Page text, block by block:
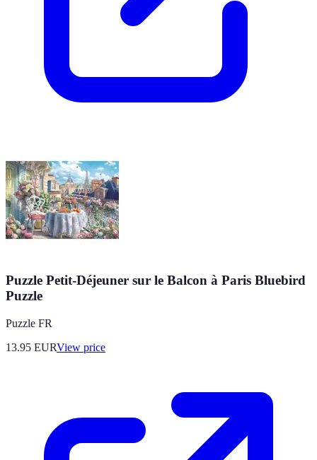
Puzzle Petit-Déjeuner sur le Balcon à Paris Bluebird
Puzzle
Puzzle FR
13.95 EURView price